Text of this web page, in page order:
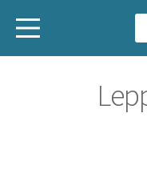
a
k